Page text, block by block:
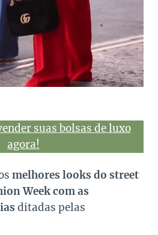
suas bolsas de luxo
agora!
melhores looks do street
Week com as
ditadas pelas